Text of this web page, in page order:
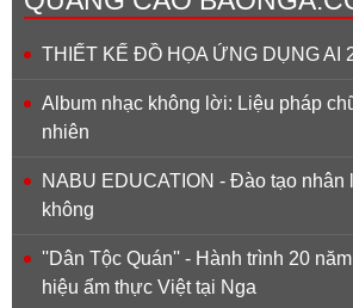
THIẾT KẾ ĐỒ HỌA ỨNG DỤNG AI
Album nhạc không lời: Liệu pháp
nhiên
NABU EDUCATION - Đào tạo nhân
không
''Dân Tộc Quán'' - Hành trình 20
hiệu ẩm thực Việt tại Nga